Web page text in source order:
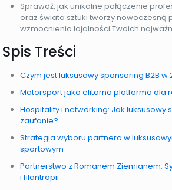
Sprawdź, jak unikalne połączenie
oraz świata sztuki tworzy nowoczesną
wzmocnienia lojalności Twoich
Spis Treści
Czym jest luksusowy sponsoring B2B w
Motorsport jako elitarna platforma dla
Hospitality i networking: Jak luksusowy
zaufanie?
Strategia wyboru partnera w
sportowym
Partnerstwo z Romanem Ziemianem:
i filantropii